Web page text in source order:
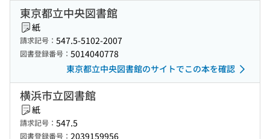
東京都立中央図書館
紙
請求記号： 547.5-5102-2007
図書登録番号： 5014040778
東京都立中央図書館のサイトでこの本を確認
横浜市立図書館
紙
請求記号： 547.5
図書登録番号： 2039159956